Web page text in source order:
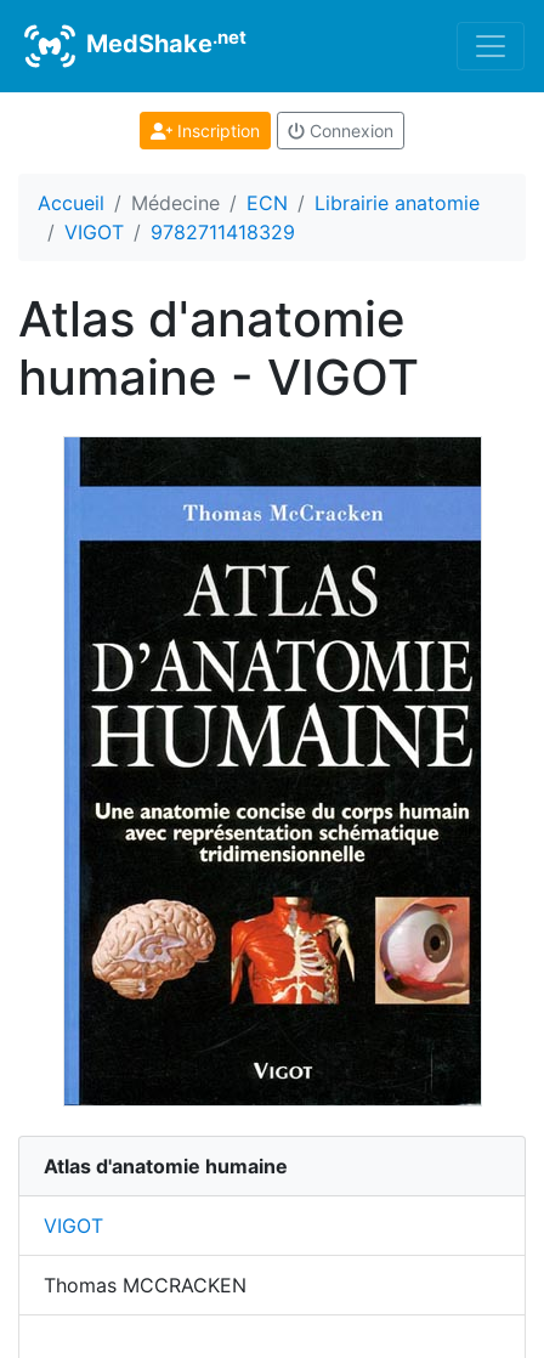
MedShake.net
Inscription Connexion
Accueil Médecine ECN
Librairie anatomie
VIGOT
9782711418329
Atlas d'anatomie
humaine - VIGOT
Atlas d'anatomie humaine
VIGOT
Thomas MCCRACKEN